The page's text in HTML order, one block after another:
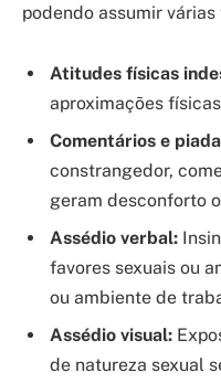
podendo assumir
Atitudes físicas
aproximações
Comentários e
constrangedor,
geram desconforto
Assédio verbal:
favores sexuais ou
ou ambiente de
Assédio visual:
de natureza sexual